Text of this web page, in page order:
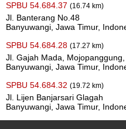
SPBU 54.684.37 (16.74 km)
Jl. Banterang No.48
Banyuwangi, Jawa Timur,
SPBU 54.684.28 (17.27 km)
Jl. Gajah Mada,
Banyuwangi, Jawa Timur,
SPBU 54.684.32 (19.72 km)
Jl. Lijen Banjarsari Glagah
Banyuwangi, Jawa Timur,